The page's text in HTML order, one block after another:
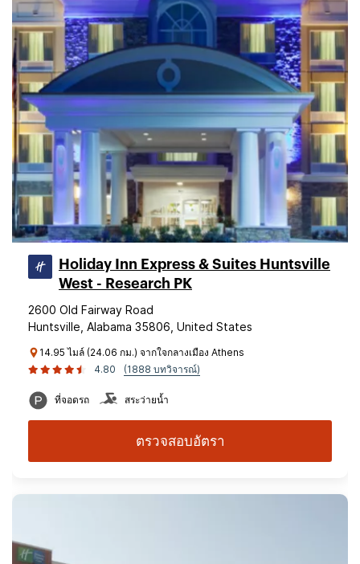
Holiday Inn Express & Suites Huntsville
West - Research PK
2600 Old Fairway Road
Huntsville, Alabama 35806, United States
14.95 ไมล์ (24.06 กม.) จากใจกลางเมือง Athens
4.80
(1888 บทวิจารณ์)
ที่จอดรถ สระว่ายน้ำ
ตรวจสอบอัตรา